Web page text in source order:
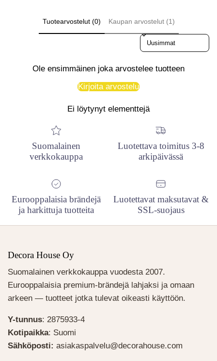
Tuotearvostelut (0) Kaupan arvostelut (1)
Sort reviews by
Ole ensimmäinen joka arvostelee tuotteen
Kirjoita arvostelu
Ei löytynyt elementtejä
Suomalainen
verkkokauppa
Luotettava toimitus 3-8
arkipäivässä
Eurooppalaisia brändejä
ja harkittuja tuotteita
Luotettavat maksutavat &
SSL-suojaus
Decora House Oy
Suomalainen verkkokauppa vuodesta 2007.
Eurooppalaisia premium-brändejä lahjaksi ja omaan
arkeen — tuotteet jotka tulevat oikeasti käyttöön.
Y-tunnus: 2875933-4
Kotipaikka: Suomi
Sähköposti: asiakaspalvelu@decorahouse.com